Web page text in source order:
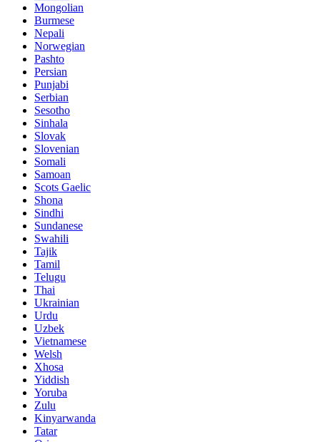
Mongolian
Burmese
Nepali
Norwegian
Pashto
Persian
Punjabi
Serbian
Sesotho
Sinhala
Slovak
Slovenian
Somali
Samoan
Scots Gaelic
Shona
Sindhi
Sundanese
Swahili
Tajik
Tamil
Telugu
Thai
Ukrainian
Urdu
Uzbek
Vietnamese
Welsh
Xhosa
Yiddish
Yoruba
Zulu
Kinyarwanda
Tatar